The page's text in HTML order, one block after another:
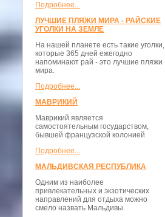
Подробнее...
ЛУЧШИЕ ПЛЯЖИ МИРА - РАЙСКИЕ
УГОЛКИ НА ЗЕМЛЕ
На нашей планете есть такие уголки,
которые 365 дней ежегодно
напоминают рай - это лучшие пляжи
мира.
Подробнее...
МАВРИКИЙ
Маврикий является
самостоятельным государством,
бывшей французской колонией
Подробнее...
МАЛЬДИВСКАЯ РЕСПУБЛИКА
Одним из наиболее
привлекательных и экзотических
направлений для отдыха можно
смело назвать Мальдивы.